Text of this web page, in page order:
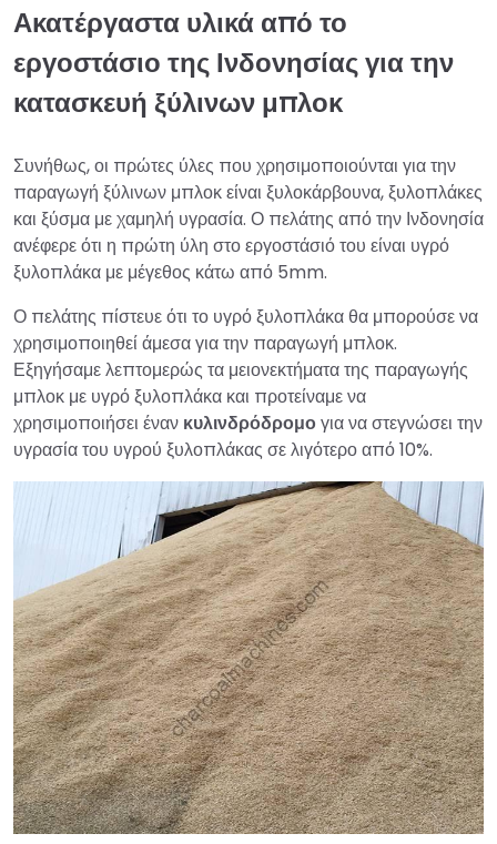
Ακατέργαστα υλικά από το
εργοστάσιο της Ινδονησίας για την
κατασκευή ξύλινων μπλοκ
Συνήθως, οι πρώτες ύλες που χρησιμοποιούνται για την
παραγωγή ξύλινων μπλοκ είναι ξυλοκάρβουνα, ξυλοπλάκες
και ξύσμα με χαμηλή υγρασία. Ο πελάτης από την Ινδονησία
ανέφερε ότι η πρώτη ύλη στο εργοστάσιό του είναι υγρό
ξυλοπλάκα με μέγεθος κάτω από 5mm.
Ο πελάτης πίστευε ότι το υγρό ξυλοπλάκα θα μπορούσε να
χρησιμοποιηθεί άμεσα για την παραγωγή μπλοκ.
Εξηγήσαμε λεπτομερώς τα μειονεκτήματα της παραγωγής
μπλοκ με υγρό ξυλοπλάκα και προτείναμε να
χρησιμοποιήσει έναν κυλινδρόδρομογια να στεγνώσει την
υγρασία του υγρού ξυλοπλάκας σε λιγότερο από 10%.